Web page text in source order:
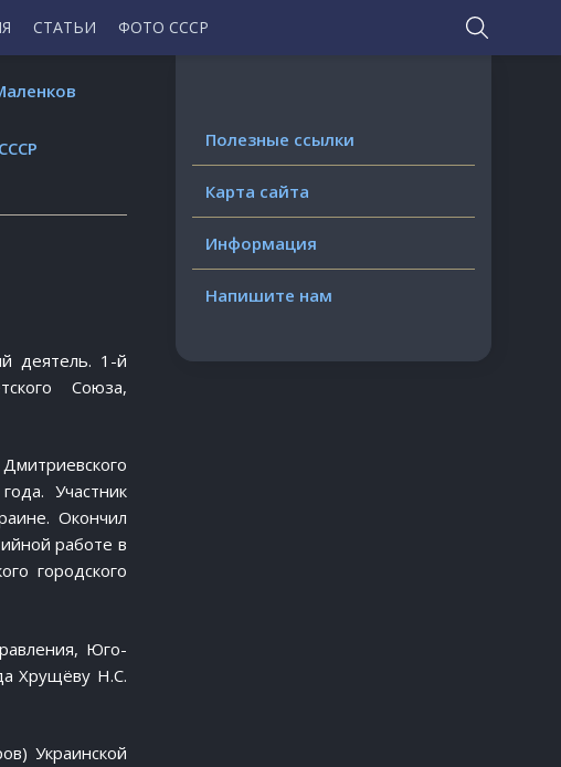
СТАТЬИ ФОТО СССР
деятель. 1-й
Союза,
Участник
Окончил
работе в
городского
Юго-
Хрущёву Н.С.
Украинской
Полезные ссылки
Карта сайта
Информация
Напишите нам